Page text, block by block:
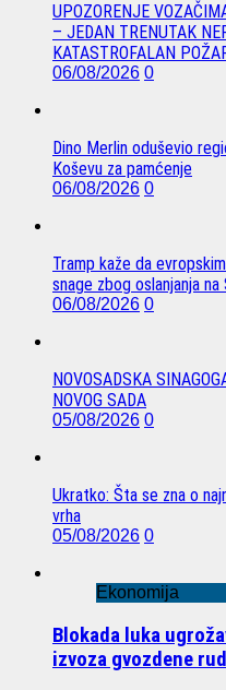
UPOZORENJE
– JEDAN TRENUTAK
KATASTROFALAN
06/08/2026 0
Dino Merlin oduševio
Koševu za pamćenje
06/08/2026 0
Tramp kaže da
snage zbog oslanjanja na
06/08/2026 0
NOVOSADSKA
NOVOG SADA
05/08/2026 0
Ukratko: Šta se zna o
vrha
05/08/2026 0
Ekonomija
Blokada luka
izvoza gvozdene